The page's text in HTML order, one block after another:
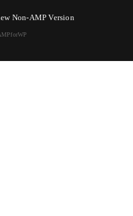
Non-AMP Version